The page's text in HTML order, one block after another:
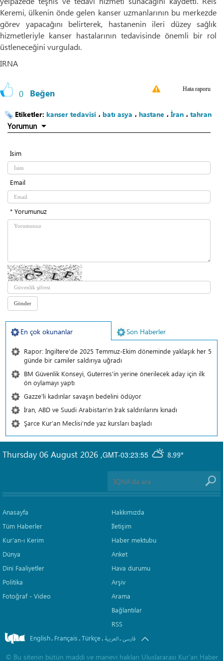
Keremi, ülkenin önde gelen kanser uzmanlarının bu merkezde
görev yapacağını belirterek, hastanenin ileri düzey sağlık
hizmetleriyle kanser hastalarının tedavisinde önemli bir rol
üstleneceğini vurguladı.
IRNA
0 Beğen Hata raporu
Etiketler: kanser tedavisi ، batı asya ، hastane ، İran ، tahran
Yorumun
İsim
Email
* Yorumunuz
En çok okunanlar Son Haberler
Rapor: İngiltere'de 2025 Temmuz-Ekim döneminde yaklaşık her 5
günde bir camiler saldırıya uğradı
BM Güvenlik Konseyi, Guterres'in yerine önerilecek aday için ilk
ön oylamayı yaptı
Gazze'li kadınlar savaşın bedelini ödüyor
İran, ABD ve Suudi Arabistan'ın Irak saldırılarını kınadı
Şarce Kur’an Meclisi’nde yaz kursları başladı
GMT-03:23:55 8.99°
Thursday 06 August 2026 ,
Anasayfa
Tüm Haberler
Kur'an-ı Kerim
Dünya
Dini Faaliyetler
Politika
Fotoğraf - Video
Hakkımızda
İletişim
Haber mektubu
Anket
Hava durumu
Arşiv
Arama
Bağlantılar
RSS
English. Français.Türkçe. العربیة.فارسی
© Bu sitenin bütün maddi ve manevi hakları Uluslararası Kur’an Haber